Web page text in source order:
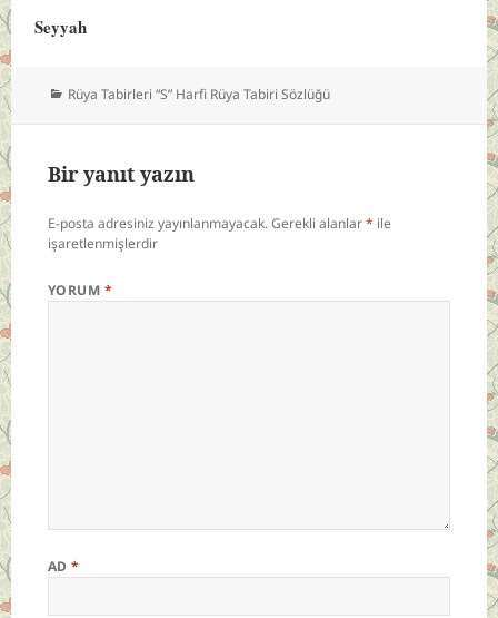
Seyyah
Kategoriler
Rüya Tabirleri “S” Harfi Rüya Tabiri Sözlüğü
Bir yanıt yazın
E-posta adresiniz yayınlanmayacak.Gerekli alanlar* ile
işaretlenmişlerdir
YORUM *
AD*